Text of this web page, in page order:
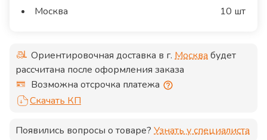
Москва
10 шт
Ориентировочная доставка в г. Москвабудет
рассчитана после оформления заказа
Возможна отсрочка платежа
Скачать КП
Появились вопросы о товаре? Узнать у специалиста